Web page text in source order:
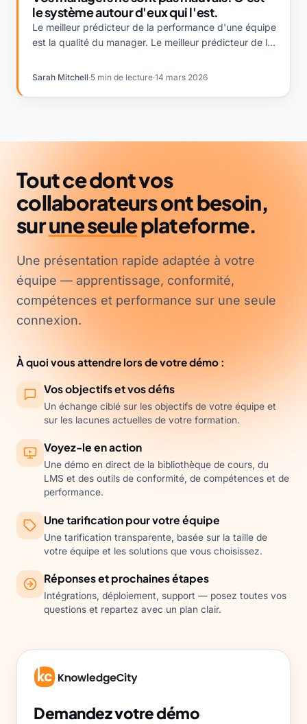
le système autour d'eux qui l'est.
Le meilleur prédicteur de la performance d'une équipe
est la qualité du manager. Le meilleur prédicteur de la
autour de lui rend le management facile ou invisible.
Sarah Mitchell·5 min de lecture·14 mars 2026
Tout ce dont vos
collaborateurs ont besoin,
surune seuleplateforme.
Une présentation rapide adaptée à votre
équipe — apprentissage, conformité,
compétences et performance sur une seule
connexion.
À quoi vous attendre lors de votre démo :
Vos objectifs et vos défis
Un échange ciblé sur les objectifs de votre équipe et
sur les lacunes actuelles de votre formation.
Voyez-le en action
Une démo en direct de la bibliothèque de cours, du
LMS et des outils de conformité, de compétences et de
performance.
Une tarification pour votre équipe
Une tarification transparente, basée sur la taille de
votre équipe et les solutions que vous choisissez.
Réponses et prochaines étapes
Intégrations, déploiement, support — posez toutes vos
questions et repartez avec un plan clair.
Demandez votre démo